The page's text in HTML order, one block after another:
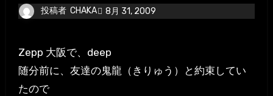
投稿者 CHAKA 8月 31, 2009
Zepp 大阪で、deep
随分前に、友達の鬼龍（きりゅう）と約束してい
たので